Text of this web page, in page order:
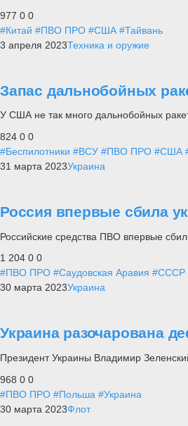
977 0 0
#Китай #ПВО ПРО #США #Тайвань
3 апреля 2023Техника и оружие
Запас дальнобойных
У США не так много дальнобойных
824 0 0
#Беспилотники #ВСУ #ПВО ПРО #США
31 марта 2023Украина
Россия впервые сбила
Российские средства ПВО впервые
1 204 0 0
#ПВО ПРО #Саудовская Аравия #СССР
30 марта 2023Украина
Украина разочарована
Президент Украины Владимир
968 0 0
#ПВО ПРО #Польша #Украина
30 марта 2023Флот